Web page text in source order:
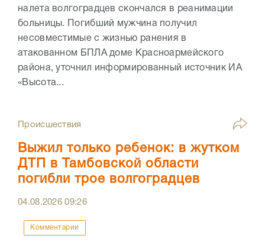
налета волгоградцев скончался в реанимации
больницы. Погибший мужчина получил
несовместимые с жизнью ранения в
атакованном БПЛА доме Красноармейского
района, уточнил информированный источник ИА
«Высота...
Происшествия
Выжил только ребенок: в жутком
ДТП в Тамбовской области
погибли трое волгоградцев
04.08.202609:26
Комментарии